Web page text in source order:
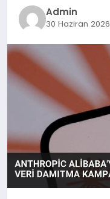
SPOR
TEKNOLOJI
Admin
30 Haziran 2026